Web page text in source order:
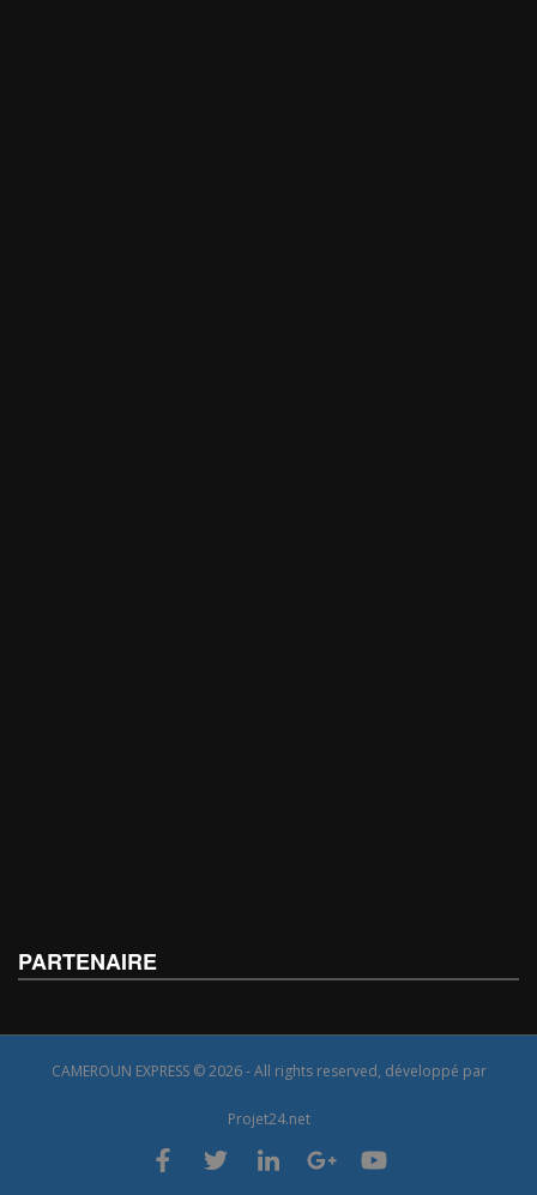
PARTENAIRE
CAMEROUN EXPRESS © 2026 - All rights reserved, développé par
Projet24.net